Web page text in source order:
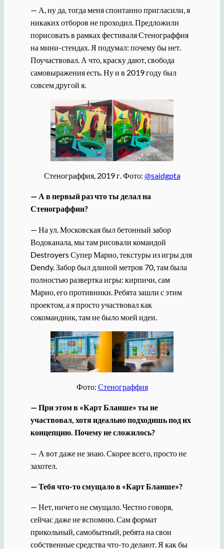
— А, ну да, тогда меня спонтанно пригласили, я
никаких отборов не проходил. Предложили
порисовать в рамках фестиваля Стенограффия
на мини-стендах. Я подумал: почему бы нет.
Поучаствовал. А что, краску дают, свобода
самовыражения есть. Ну и в 2019 году был
совсем другой я.
Стенограффия, 2019 г. Фото: @saidgpta
— А в первый раз что ты делал на
Стенограффии?
— На ул. Московская был бетонный забор
Водоканала, мы там рисовали командой
Destroyers Супер Марио, текстуры из игры для
Dendy. Забор был длиной метров 70, там была
полностью развертка игры: кирпичи, сам
Марио, его противники. Ребята зашли с этим
проектом, а я просто участвовал как
сокомандник, там не было моей идеи.
Фото: Стенограффия
— При этом в «Карт Бланше» ты не
участвовал, хотя идеально подходишь под их
концепцию. Почему не сложилось?
— А вот даже не знаю. Скорее всего, просто не
захотел.
— Тебя что-то смущало в «Карт Бланше»?
— Нет, ничего не смущало. Честно говоря,
сейчас даже не вспомню. Сам формат
прикольный, самобытный, ребята на свои
собственные средства что-то делают. Я как бы